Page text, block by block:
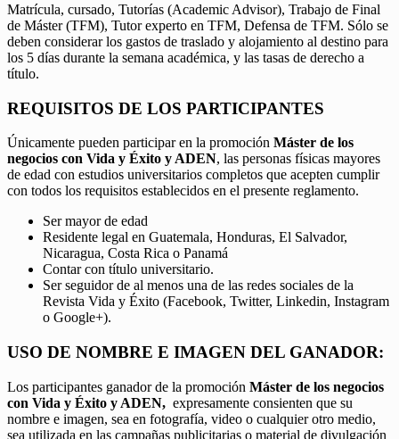
Matrícula, cursado, Tutorías (Academic Advisor), Trabajo de Final
de Máster (TFM), Tutor experto en TFM, Defensa de TFM. Sólo se
deben considerar los gastos de traslado y alojamiento al destino para
los 5 días durante la semana académica, y las tasas de derecho a
título.
REQUISITOS DE LOS PARTICIPANTES
Únicamente pueden participar en la promoción Máster de los
negocios con Vida y Éxito y ADEN, las personas físicas mayores
de edad con estudios universitarios completos que acepten cumplir
con todos los requisitos establecidos en el presente reglamento.
Ser mayor de edad
Residente legal en Guatemala, Honduras, El Salvador,
Nicaragua, Costa Rica o Panamá
Contar con título universitario.
Ser seguidor de al menos una de las redes sociales de la
Revista Vida y Éxito (Facebook, Twitter, Linkedin, Instagram
o Google+).
USO DE NOMBRE E IMAGEN DEL GANADOR:
Los participantes ganador de la promoción Máster de los negocios
con Vida y Éxito y ADEN, expresamente consienten que su
nombre e imagen, sea en fotografía, video o cualquier otro medio,
sea utilizada en las campañas publicitarias o material de divulgación